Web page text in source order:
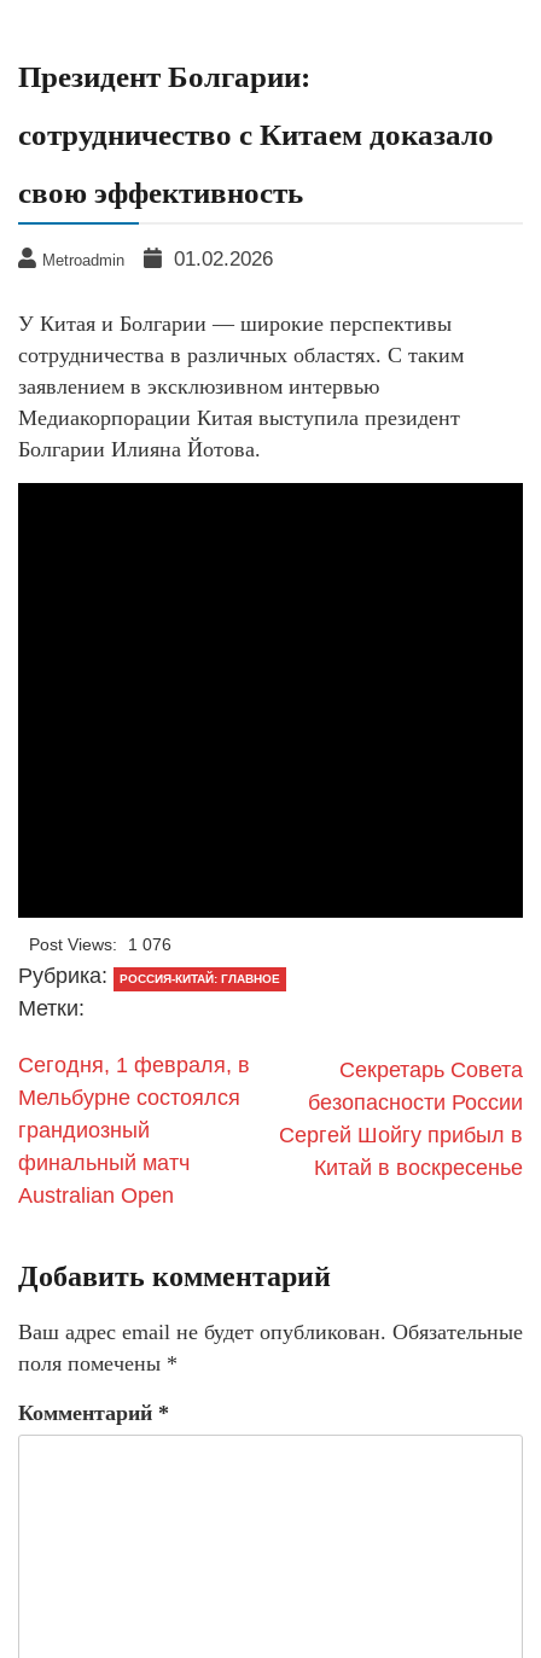
Президент Болгарии:
сотрудничество с Китаем доказало
свою эффективность
Metroadmin 01.02.2026
У Китая и Болгарии — широкие перспективы
сотрудничества в различных областях. С таким
заявлением в эксклюзивном интервью
Медиакорпорации Китая выступила президент
Болгарии Илияна Йотова.
Post Views: 1 076
Рубрика: РОССИЯ-КИТАЙ: ГЛАВНОЕ
Метки:
Сегодня, 1 февраля, в
Мельбурне состоялся
грандиозный
финальный матч
Australian Open
Секретарь Совета
безопасности России
Сергей Шойгу прибыл в
Китай в воскресенье
Добавить комментарий
Ваш адрес email не будет опубликован. Обязательные
поля помечены *
Комментарий *